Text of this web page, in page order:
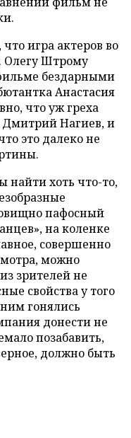
игра актеров во
Олегу Штрому
бездарными
Анастасия
что уж греха
Дмитрий Нагиев, и
это далеко не
найти хоть что-то,
пафосный
на коленке
совершенно
можно
зрителей не
свойства у того
гонялись
донести не
позабавить,
должно быть